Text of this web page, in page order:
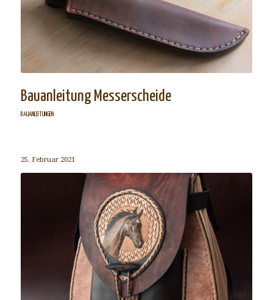
Bauanleitung Messerscheide
BAUANLEITUNGEN
25. Februar 2021